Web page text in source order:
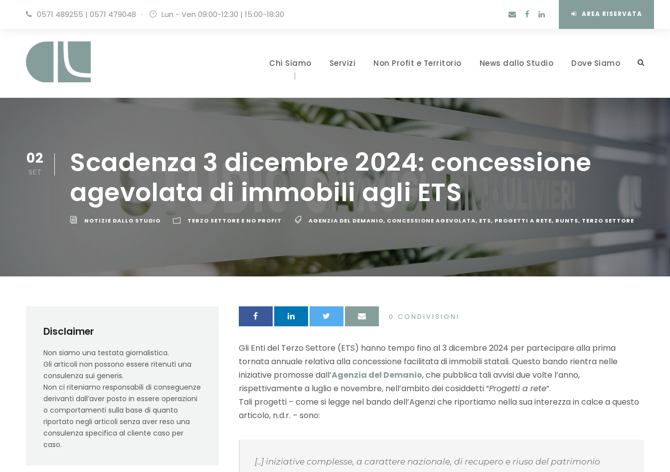
0571 489255 | 0571 479048 · Lun - Ven 09:00-12:30 | 15:00-18:30 AREA RISERVATA
Chi Siamo Servizi Non Profit e Territorio News dallo Studio Dove Siamo
02
SET
Scadenza 3 dicembre 2024: concessione
agevolata di immobili agli ETS
NOTIZIE DALLO STUDIO TERZO SETTORE E NO PROFIT AGENZIA DEL DEMANIO, CONCESSIONE AGEVOLATA, ETS, PROGETTI A RETE, RUNTS, TERZO SETTORE
0 CONDIVISIONI
Gli Enti del Terzo Settore (ETS) hanno tempo fino al 3 dicembre 2024 per partecipare alla prima
tornata annuale relativa alla concessione facilitata di immobili statali. Questo bando rientra nelle
iniziative promosse dall’Agenzia del Demanio, che pubblica tali avvisi due volte l’anno,
rispettivamente a luglio e novembre, nell’ambito dei cosiddetti “Progetti a rete”.
Tali progetti – come si legge nel bando dell’Agenzi che riportiamo nella sua interezza in calce a questo
articolo, n.d.r. – sono:
[..] iniziative complesse, a carattere nazionale, di recupero e riuso del patrimonio
Disclaimer
Non siamo una testata giornalistica.
Gli articoli non possono essere ritenuti una
consulenza sui generis.
Non ci riteniamo responsabili di conseguenze
derivanti dall’aver posto in essere operazioni
o comportamenti sulla base di quanto
riportato negli articoli senza aver reso una
consulenza specifica al cliente caso per
caso.